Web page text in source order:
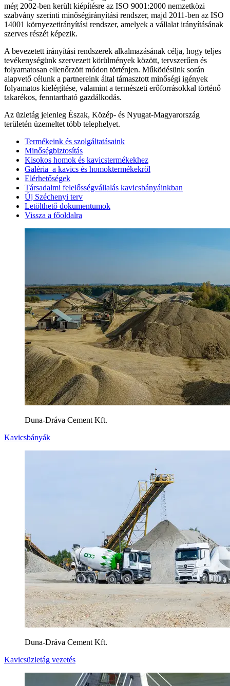
még 2002-ben került kiépítésre az ISO 9001:2000 nemzetközi
szabvány szerinti minőségirányítási rendszer, majd 2011-ben az ISO
14001 környezetirányítási rendszer, amelyek a vállalat irányításának
szerves részét képezik.
A bevezetett irányítási rendszerek alkalmazásának célja, hogy teljes
tevékenységünk szervezett körülmények között, tervszerűen és
folyamatosan ellenőrzött módon történjen. Működésünk során
alapvető célunk a partnereink által támasztott minőségi igények
folyamatos kielégítése, valamint a természeti erőforrásokkal történő
takarékos, fenntartható gazdálkodás.
Az üzletág jelenleg Észak, Közép- és Nyugat-Magyarország
területén üzemeltet több telephelyet.
Termékeink és szolgáltatásaink
Minőségbiztosítás
Kisokos homok és kavicstermékekhez
Galéria a kavics és homoktermékekről
Elérhetőségek
Társadalmi felelősségvállalás kavicsbányáinkban
Új Széchenyi terv
Letölthető dokumentumok
Vissza a főoldalra
Duna-Dráva Cement Kft.
Kavicsbányák
Duna-Dráva Cement Kft.
Kavicsüzletág vezetés